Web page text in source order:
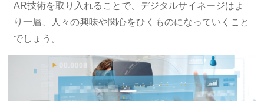
AR技術を取り入れることで、デジタルサイネージはよ
り一層、人々の興味や関心をひくものになっていくこと
でしょう。